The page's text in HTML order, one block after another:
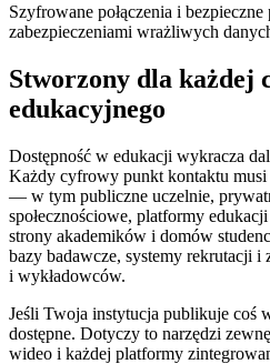
Szyfrowane połączenia i
zabezpieczeniami wrażliwych
Stworzony dla każdej
edukacyjnego
Dostępność w edukacji wykracza
Każdy cyfrowy punkt kontaktu
— w tym publiczne uczelnie,
społecznościowe, platformy
strony akademików i domów
bazy badawcze, systemy rekrutacji i
i wykładowców.
Jeśli Twoja instytucja publikuje coś
dostępne. Dotyczy to narzędzi
wideo i każdej platformy